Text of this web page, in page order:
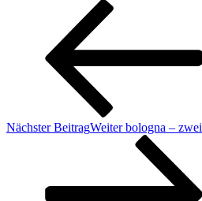
Nächster BeitragWeiter bologna –